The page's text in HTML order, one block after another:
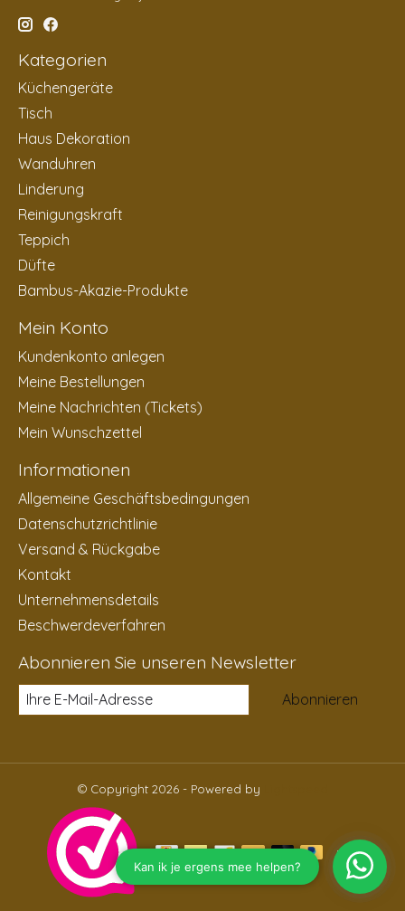
Kategorien
Küchengeräte
Tisch
Haus Dekoration
Wanduhren
Linderung
Reinigungskraft
Teppich
Düfte
Bambus-Akazie-Produkte
Mein Konto
Kundenkonto anlegen
Meine Bestellungen
Meine Nachrichten (Tickets)
Mein Wunschzettel
Informationen
Allgemeine Geschäftsbedingungen
Datenschutzrichtlinie
Versand & Rückgabe
Kontakt
Unternehmensdetails
Beschwerdeverfahren
Abonnieren Sie unseren Newsletter
Abonnieren
© Copyright 2026 - Powered by
DE